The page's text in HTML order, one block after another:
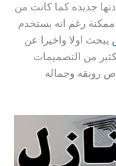
جديده كما كانت من
ممكنة رغم انه يستخدم
يبحث اولا واخيرا عن
من التصميمات
رونقه وجماله